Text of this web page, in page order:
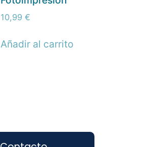
10,99€
Añadir al carrito